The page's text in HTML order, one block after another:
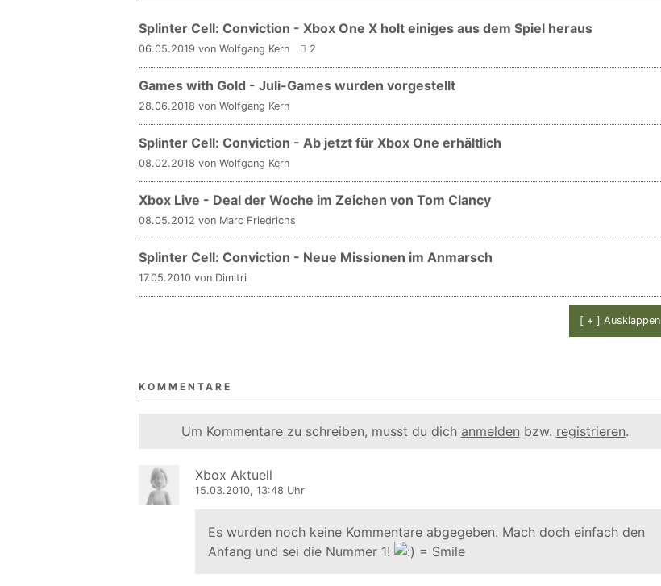
Splinter Cell: Conviction - Xbox One X holt einiges aus dem Spiel heraus
06.05.2019 von Wolfgang Kern 2
Games with Gold - Juli-Games wurden vorgestellt
28.06.2018 von Wolfgang Kern
Splinter Cell: Conviction - Ab jetzt für Xbox One erhältlich
08.02.2018 von Wolfgang Kern
Xbox Live - Deal der Woche im Zeichen von Tom Clancy
08.05.2012 von Marc Friedrichs
Splinter Cell: Conviction - Neue Missionen im Anmarsch
17.05.2010 von Dimitri
[ + ] Ausklappen
KOMMENTARE
Um Kommentare zu schreiben, musst du dich anmelden bzw. registrieren.
Xbox Aktuell
15.03.2010, 13:48 Uhr
Es wurden noch keine Kommentare abgegeben. Mach doch einfach den
Anfang und sei die Nummer 1!